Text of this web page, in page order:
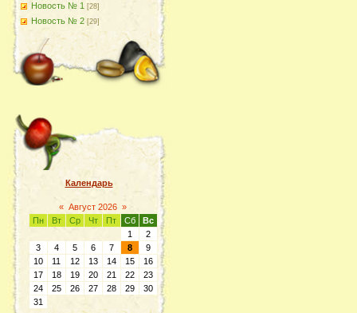
Новость № 1 [28]
Новость № 2 [29]
Календарь
« Август 2026 »
Пн
Вт Ср Чт Пт Сб
Вс
1
2
3
4 5 6 7 8
9
10
11 12 13 14 15
16
17
18 19 20 21 22
23
24
25 26 27 28 29
30
31